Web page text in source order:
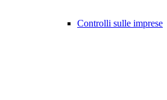
Controlli sulle imprese